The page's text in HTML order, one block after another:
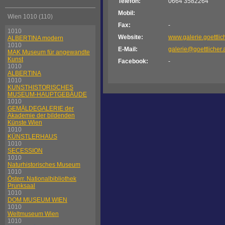
Wien 1010 (110)
1010
ALBERTINA modern
1010
MAK Museum für angewandte
Kunst
1010
ALBERTINA
1010
KUNSTHISTORISCHES
MUSEUM-HAUPTGEBÄUDE
1010
GEMÄLDEGALERIE der
Akademie der bildenden
Künste Wien
1010
KÜNSTLERHAUS
1010
SECESSION
1010
Naturhistorisches Museum
1010
Österr. Nationalbibliothek
Prunksaal
1010
DOM MUSEUM WIEN
1010
Weltmuseum Wien
1010
Mobil:
Fax:
-
Website:
E-Mail:
Facebook:
-